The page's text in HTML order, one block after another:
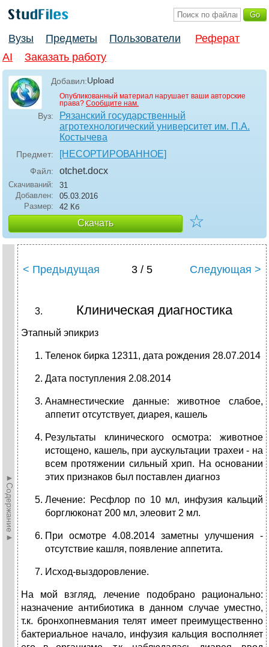
Вузы Предметы Пользователи
Реферат
AI
Заказать работу
Добавил:Upload
Опубликованный материал нарушает ваши авторские
права? Сообщите нам.
Вуз:
Рязанский государственный
агротехнологический университет им. П.А.
Костычева
Предмет: [НЕСОРТИРОВАННОЕ]
Файл: otchet.docx
Скачиваний:
31
Добавлен:
05.03.2016
Размер:
42 Кб
Скачать ☆
►Содержание►
< Предыдущая 3 / 5 Следующая >
Клиническая диагностика
Этапный эпикриз
Теленок бирка 12311, дата рождения 28.07.2014
Дата поступления 2.08.2014
Анамнестические данные: животное слабое,
аппетит отсутствует, диарея, кашель
Результаты клинического осмотра: животное
истощено, кашель, при аускультации трахеи - на
всем протяжении сильный хрип. На основании
этих признаков был поставлен диагноз
Лечение: Ресфлор по 10 мл, инфузия кальций
борглюконат 200 мл, элеовит 2 мл.
При осмотре 4.08.2014 заметны улучшения -
отсутствие кашля, появление аппетита.
Исход-выздоровление.
На мой взгляд, лечение подобрано рационально:
назначение антибиотика в данном случае уместно,
т.к. бронхопневмания телят имеет преимущественно
бактериальное начало, инфузия кальция восполняет